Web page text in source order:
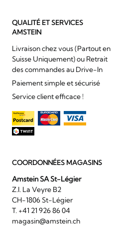
QUALITÉ ET SERVICES
AMSTEIN
Livraison chez vous (Partout en
Suisse Uniquement) ou Retrait
des commandes au Drive-In
Paiement simple et sécurisé
Service client efficace !
COORDONNÉES MAGASINS
Amstein SA St-Légier
Z.I. La Veyre B2
CH-1806 St-Légier
T. +41 21 926 86 04
magasin@amstein.ch